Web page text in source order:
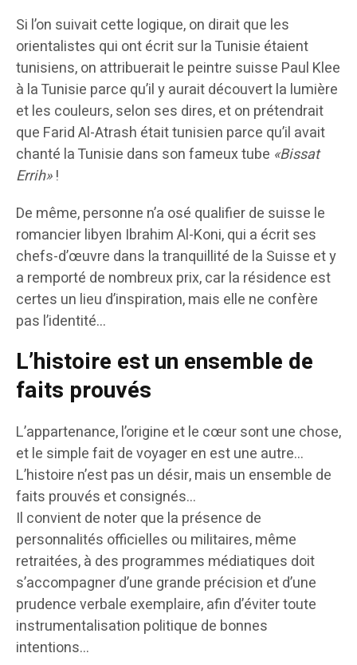
Si l’on suivait cette logique, on dirait que les
orientalistes qui ont écrit sur la Tunisie étaient
tunisiens, on attribuerait le peintre suisse Paul Klee
à la Tunisie parce qu’il y aurait découvert la lumière
et les couleurs, selon ses dires, et on prétendrait
que Farid Al-Atrash était tunisien parce qu’il avait
chanté la Tunisie dans son fameux tube «Bissat
Errih»!
De même, personne n’a osé qualifier de suisse le
romancier libyen Ibrahim Al-Koni, qui a écrit ses
chefs-d’œuvre dans la tranquillité de la Suisse et y
a remporté de nombreux prix, car la résidence est
certes un lieu d’inspiration, mais elle ne confère
pas l’identité…
L’histoire est un ensemble de
faits prouvés
L’appartenance, l’origine et le cœur sont une chose,
et le simple fait de voyager en est une autre…
L’histoire n’est pas un désir, mais un ensemble de
faits prouvés et consignés…
Il convient de noter que la présence de
personnalités officielles ou militaires, même
retraitées, à des programmes médiatiques doit
s’accompagner d’une grande précision et d’une
prudence verbale exemplaire, afin d’éviter toute
instrumentalisation politique de bonnes
intentions…